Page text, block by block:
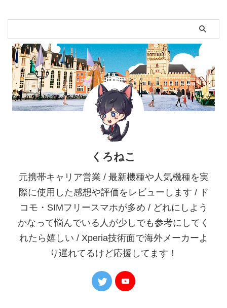
くろねこ
元携帯キャリア営業 / 最新機種や人気機種を実
際に使用した感想や評価をレビューします / ド
コモ・SIMフリースマホが多め / どれにしよう
かなって悩んでいる人が少しでも参考にしてく
れたら嬉しい / Xperia技術面で海外メーカーよ
り遅れてるけど応援してます！